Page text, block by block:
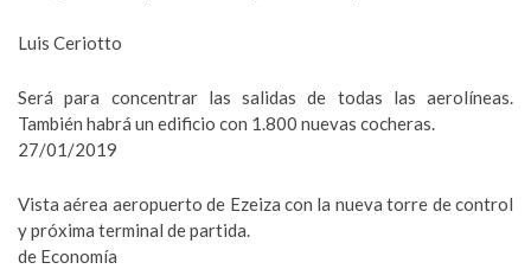
Luis Ceriotto
Será para concentrar las salidas de todas las aerolíneas.
También habrá un edificio con 1.800 nuevas cocheras.
27/01/2019
Vista aérea aeropuerto de Ezeiza con la nueva torre de control
y próxima terminal de partida.
de Economía